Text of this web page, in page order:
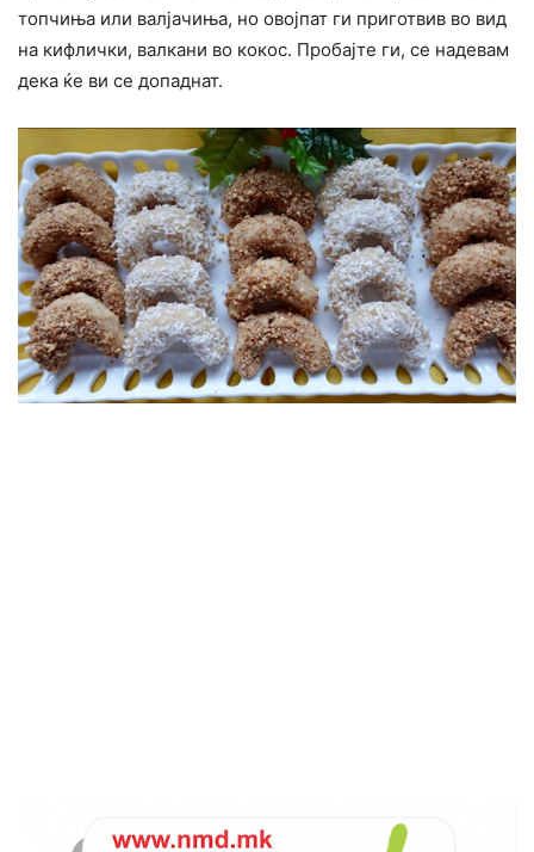
топчиња или валјачиња, но овојпат ги приготвив во вид
на кифлички, валкани во кокос. Пробајте ги, се надевам
дека ќе ви се допаднат.